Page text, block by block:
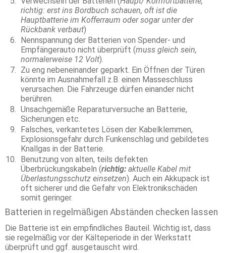
richtig: erst ins Bordbuch schauen, oft ist die
Hauptbatterie im Kofferraum oder sogar unter der
Rückbank verbaut)
Nennspannung der Batterien von Spender- und
Empfängerauto nicht überprüft (muss gleich sein,
normalerweise 12 Volt).
Zu eng nebeneinander geparkt. Ein Öffnen der Türen
könnte im Ausnahmefall z.B. einen Masseschluss
verursachen. Die Fahrzeuge dürfen einander nicht
berühren.
Unsachgemäße Reparaturversuche an Batterie,
Sicherungen etc.
Falsches, verkantetes Lösen der Kabelklemmen,
Explosionsgefahr durch Funkenschlag und gebildetes
Knallgas in der Batterie.
Benutzung von alten, teils defekten
Überbrückungskabeln (richtig: aktuelle Kabel mit
Überlastungsschutz einsetzen). Auch ein Akkupack ist
oft sicherer und die Gefahr von Elektronikschäden
somit geringer.
Batterien in regelmäßigen Abständen checken lassen
Die Batterie ist ein empfindliches Bauteil. Wichtig ist, dass
sie regelmäßig vor der Kälteperiode in der Werkstatt
überprüft und ggf. ausgetauscht wird.